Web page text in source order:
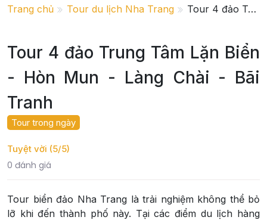
Trang chủ Tour du lịch Nha Trang Tour 4 đảo Trung Tâm Lặn Biển - Hòn Mun - Làng Chài - Bãi Tranh
Tour 4 đảo Trung Tâm Lặn Biển
- Hòn Mun - Làng Chài - Bãi
Tranh
Tour trong ngày
Tuyệt vời (5/5)
0 đánh giá
Tour biển đảo Nha Trang là trải nghiệm không thể bỏ
lỡ khi đến thành phố này. Tại các điểm du lịch hàng